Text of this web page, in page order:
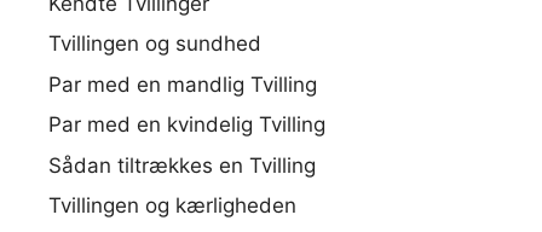
Tvillingen og sundhed
Par med en mandlig Tvilling
Par med en kvindelig Tvilling
Sådan tiltrækkes en Tvilling
Tvillingen og kærligheden